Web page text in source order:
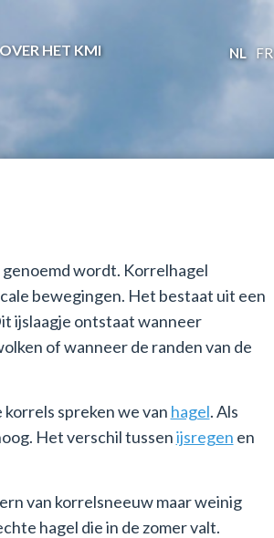
OVER HET KMI NL FR
genoemd wordt. Korrelhagel
bewegingen. Het bestaat uit een
ijslaagje ontstaat wanneer
of wanneer de randen van de
spreken we van hagel. Als
Het verschil tussenijsregen en
van korrelsneeuw maar weinig
hagel die in de zomer valt.